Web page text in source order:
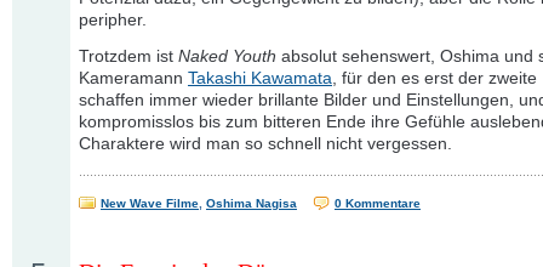
peripher.
Trotzdem ist Naked Youth absolut sehenswert, Oshima und
Kameramann Takashi Kawamata, für den es erst der zweite
schaffen immer wieder brillante Bilder und Einstellungen,
kompromisslos bis zum bitteren Ende ihre Gefühle
Charaktere wird man so schnell nicht vergessen.
New Wave Filme Oshima Nagisa 0 Kommentare